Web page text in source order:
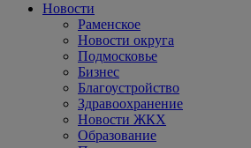
Новости
Раменское
Новости округа
Подмосковье
Бизнес
Благоустройство
Здравоохранение
Новости ЖКХ
Образование